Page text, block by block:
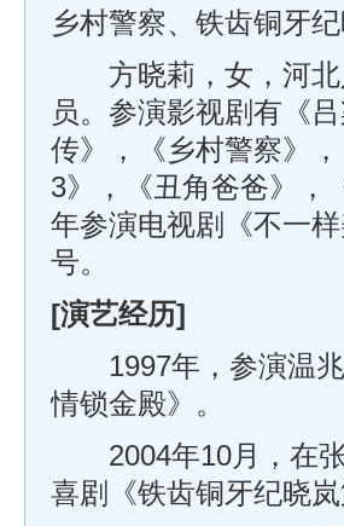
乡村警察、铁齿铜牙
方晓莉，女，河北
员。参演影视剧有《
传》，《乡村警察》
3》，《丑角爸爸》，
年参演电视剧《不一
号。
[演艺经历]
1997年，参演温兆
情锁金殿》。
2004年10月，在张
喜剧《铁齿铜牙纪晓